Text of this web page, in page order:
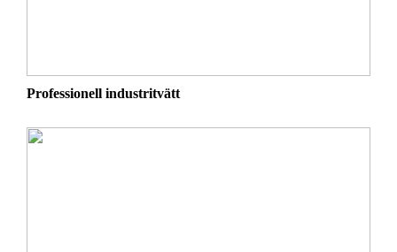
Professionell industritvätt